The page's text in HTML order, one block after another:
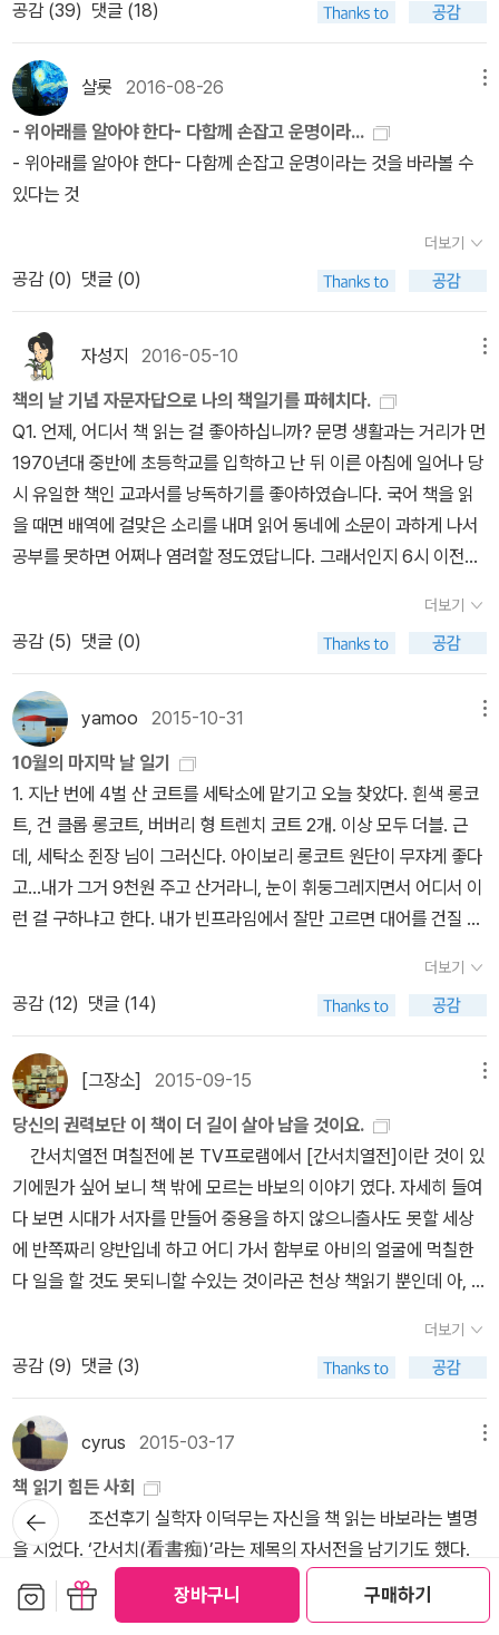
장바구니 구매하기
한 후에 그 유민들이 고려로 들어왔으므로 그들을 통해 발해를 알 수
족하여 ‘9개의 고(考)’-군고, 신고, 지리고, 직관고, 의장고, 물산고,
국서고, 국어고, 속국고-로 구성했다. “세가(世家)와 전(傳)그리고
지(志)라고 안하고 고라고 한 것은 사서로서 체계를 못 이루었고, 또
감히 사(史)라고 자처하지 못하기 때문”(39p)이라고 하며 서문을 마
친다. 이 부분에서 아이들에게 사체(史體)에 대해 설명하고 싶으나
될까 걱정이 되었다. 그 사료의 신뢰도는 그 저서의 가치를 보여주는
것이라고. 『발해고』는 당나라의 정사 『신당서』를 주요 사료로 했다.
발해의 왕들에 대한 기록 「군고(君考)」로 시작한다. 본기(本紀)에
해당한다. 진국공은 대조영의 아버지다. 이름은 걸걸중상이고 속말말
갈인이고 고구려 유민이다. 중국의 요령성 조양으로 옮겨가 살다가,
측천무후 통치 2년에 반란을 일으키고 말갈의 추장인 걸사비우와 요
수를 건너 성을 쌓는다. 측천무후에게 진국공이라는 봉작을 받는다.
걸사비우는 죽고 진국공의 아들 대조영이 고왕이 된다. 이때 국호를
발해라고 한다. 그리고 무왕, 문왕, 폐왕,…, 마지막 왕 인선까지. 당나
라로부터 왕의 칭호를 받는 것으로 기록되어있다. 하지만 신라나 고
려와 달리 연호를 독자적으로 쓰고 있다. 당나라와 발해의 관계와 관
련해서 ‘안사의 난’과 발해가 준 도움을 설명했다. 그러다보니 현종과
양귀비, 안녹산 이야기를 하게 된다. 고구려 유민인 당나라 장군 고선
게 된다. 계속 당에는 조공을 보낸다. 발해의 신하들 중 눈에 띄는 인
물은 대문예, 무왕의 아우다. 나중에 당나라로 달아나 현종의 장군이
되었다. 발해의 지도를 펴놓고 오경(상경, 동경, 중경, 서경, 남경)의
위치를 짚어본다. 국서고(발해의 외교문서)에서는 일본에 보낸 친서
들을 볼 수 있는데, 중국과는 달리 오히려 우위에 있었던 것으로 짐작
하게 한다. 발해가 망하고 그들은 정안국으로 명맥을 이었다. 모임을
마치며, 아이들은 혼자 읽을 때와 달리 함께 모여 설명을 듣고 다시 보
니 이해가 되었다고 말한다. 세세한 내용은 언제까지 기억이 날지 모
적, 그 가치(특별히 오늘날 중국 동북공정에 대한 반론으로서)는 잊지
않길 바란다. “자 이제 『열하일기』 읽어야지?”
렸고, 친구 몽규는 보장된 미래에 연연하지 않고 독립군이 되는 길을
떠났다. 식민지에서 태어난 피지배인이었지만, 한편으로는 혜택을 받
았던 지식인으로서 자신은 어떤 길을 가야할까를 자문하지 않았을까.
자신을 끊임없이 돌아보았을 그는 내게 ‘거울 앞의 시인’으로 보였다.
「참회록」(1942)이란 제목의 시에는 ‘파란 녹이 낀 구리거울’ 앞에 선
다, 답답한 현실이 시야를 가린다. 또 일본 유학 중에 쓴 것으로 보이
는 「쉽게 씌어진 시」. 일본식 육첩방 집에 앉아 있던 비오는 어느 날
을 느꼈을 시인을 상상해본다. (...)땀내와 사랑 내 포근히 품긴보내
주신 학비 봉투를 받아 대학 노-트를 끼고늙은 교수의 강의를 들으
러 간다. (...) 인생은 살기 어렵다는데시가 이렇게 쉽게 씌어지는
것은부끄러운 일이다. (...)(《시인/동주》에 인용된 시 「쉽게 씌어진
시」(1942)에서 재인용함, 229면) 사전에서 ‘부끄러움’과 관련한 단
어를 무심코 찾아보니 여러 연관어가 나온다. 자괴감, 자괴지심, 수치
심, 망신, 모욕, 수줍음, ‘볼 낯이 없다’, ‘떳떳하지 못하다’ 등등. 윤동
주 시인이 간직했던 ‘부끄러움’의 정서를 보다 적확하게 표현할 수 있
수 없을 것이란 생각을 하게 되었다. 내가 학창시절에 그토록 싫어하
고 멀리하던 시/문학을 성인이 되어 찾아 읽게 된 경위가 새삼 궁금해
진다. 물론 무엇보다 책을 읽는 주변 사람들이 나에게 시를 한번 읽어
보라고 권한 것도 한 가지 이유다. 시든 소설이든 문학을 조금씩 접하
면서 점점 ‘시적 상상력’이란 표현을 점점 많이 접하고 있다. 내게 문
학적 상상력, 시적 상상력은 우선 공감을 통해 타인의 삶에 접근하는
수단으로 여겨진다. 문학 고유의 자리라는 것이 있다면, 나는 이것이
문학을 생산하고 소비하는 이들에게 우선적으로 인간에 대한 이해,
앎의 기회를 가져다주는 것이라 생각한다. ‘진리가 너희를 자유롭게
할 것이라’는 성경 속의 표현도 있지 않은가. 어쩌면 이러한 내용들은
고등학교 문학 교과서에 다 나오는 이야기인지도 모르겠다. 문학
은 기본적으로 ‘언어’를 전제하기 때문에, 문학은 분명 ‘역사 시대’의
산물이다. 인간 한 명 한 명은 타인들과 이루는 사회 속에서 상호작용
사람은 그가 남긴 기록을 통해 미래의 인간과 조우한다. 내가 작품을
통해 시간을 거슬러 ‘그’가 될 수 있는 것이다. 바로 상상력을 통해서.
우리가 온전히 윤동주 시인의 심정을 복원할 수는 없어도, 시에 드러
난 그의 심정을 어느 정도는 느낄 수 있다. 다시 말해 소설과 시를 생
산하는 방식은 구체적인 과정에서 많이 다를지 모르지만, 타인의 시
선과 감정을 상당부분 느낄 수 있는 여지가 있다는 것이다. 이 지점이
문학과 다른 분야와의 뚜렷한 차이점일 것이다. 윤동주 시에 나타나
는 ‘부끄러움’의 정서와 시적 상상력을 떠올리다가 문학비평가 황현
편이다. 2009년에 있었던 용산 철거 현장의 참사를 보고 남긴 글 「그
세상의 이름은 무엇일까」였다. 그는 시위자 다섯 명과 경찰 한 사람의
생명이 사라졌는데도, 이 철거를 지시한 사람들이나 이 문제의 해법
을 지닌 이들은 아무런 반응도 없었음에 놀라고 이를 이야기한다. 이
들은 그저 입을 다물고 눈길을 다른 곳으로 돌림으로써 문제의 진원
지로부터 시간적·공간적으로 멀어지기를 기다렸던 모양이다. 황현산
이 이 칼럼에서 재인용한 시인 진은영의 「용산 멜랑콜리아」에 이런 대
목이 나온다. “마치 아무 일도 없었던 것처럼, 죽음도 시신도 슬픔도
전혀 없었던 것처럼 완벽하게 청소되어...” (《밤이 선생이다》, 문학
동네, 2013, 33면, 진은영의 시 「용산 멜랑콜리아」를 재인용함.) 황
선으로 그 은혜를 갚지요.이덕무는 정조 살아실제 세상을 떠나고, 그
가 떠난 5년뒤 그의 아들 이광규에게 그를 위한 시집을 펴내게 합니
다.이광규의 아들은 바로 그 유명한이 규경~ 별명이 오주: 오대양육
대주의 준말인 별명이 말해주듯 만물박사였다고 하죠.그가 남긴 것이
바로 백과사전형식의 오주연문장전산고입니다.그 후, 정조가 돌아가
신 후대부분 고향으로 돌아오지만, 박제가만은 딸의 시아버지와 관련
된 역모로 유배를 당합니다.이덕무가 본 친구들의 모습은 어떠했을까
도 발해와 고구려를 생각했고, 결국 발해고란 책을 쓰게 되지요.박제
이덕무가 한없이 감싸 주던 9살 어린 친구지요.백동수: 그의 처남이
죠. 결혼 전부터 그를 따르고 존경했습니다. 대대로 무인집안이었지
요. 먹고 살길이 막막해 깊은 산으로 가지만, 정조의 명으로 세상 밖으
로 나오지요.그런 그가 왕명으로 친구들과 같이 만든 책이 바로<무예
(통) 담은 책이란 뜻이라고 합니다.(내용을 잠깐 살펴 보면,본국검~
보병이 차는 칼로 검술 신라 화랑 황창의 칼춤에서 유래되었다고 합
다고 합니다. 그래서 신라검이라고 불리기도 한다네요.조선세법 등
을 했다고 하지요.백동수는 김체건이란 유명한 검객의 아들인 김광택
에게 무술을 배웁니다.김광택은 사람을 헤치는 검을 배울 때는, 낫게
하는 의술도 배워야 한다고 가르쳤지요..정말 멋있지 않나요.그래서
그는 의술과 무술에 두루 능통했다고 합니다.그도 정조 사후, 낙향하
지요.어렵지 않고 쉽게 읽히면서도 마치 그 시대를 산 듯,지금 내 옆의
친구이야기인 듯가슴 아프면서같이 속상하면서20살 젊은이들의 신
분이란 감옥을 되돌아 보면서가난과 고통속에서도 정신만은 학같았
던상황이 바뀌어도 변할 줄 모르는 그들의 고루함이정직함과 아름다
가족을 부양했던 그들의 어머니와 아내들에게도 무지 감사하고 싶습
니다. 이덕무를 그들을 책에 세상에 미치게 한 건 그들의 역할이 8할
은 되지 않을까 조심스레 생각해 봅니다.)
남아있다고 했다. 어쩌겠느냐, 너무 걱정하지 마라. 하도 여러 번 들어
서 그런지 내 귀에도 자연스럽게 익은 말이다. 잘못을 저지른 그를 감
싸 주며 다독이던 그날 밤 어머니의 목소리. 일찍 돌아가신 아버지가
물려준 핏줄은 서러웠지만, 사랑이 담긴 어머니의 목소리는 그의 가
슴에 따스한 피를 돌게 했다. 나의 벗 유득공은 그러한 따스함을 세상
하고, 너무나 잘 맞는 서로에 오래도록 취하였다. ... 다른 벗들도 모두
책보기를 즐겨 하였으나, 이서구와 나의 경우는 좀 더 특별하였다. 우
리는 단순히 책을 읽는 것이 아니었다. 글자 하나까지 꼼꼼히 들여다
보며 적절하게 씌여졌는지 파고들었다. 알려지지 않은 귀한 책일수록
손으로 옮겨 쓴 필사본이 많았는데, 그러다 보니 잘못된 부분이 많았
다. 조금이라도 미심쩍은 부분이 나오면 다른 책들을 찾아보거나, 생
각하고 또 생각하여 잘못된 곳을 바로잡았다. 그러고는 서로 맞추어
보았는데, 대부분 서로의 생각이 다르지 않았다.신분의 굴레가 있는
현실 속에서 나와 같은 서자들은 변두리에서 살아갈 수밖에 없다. 그
러나 한 사람의 일생을 놓고 보면 누가 중심이고 누가 변두리라고 할
수 있겠는가. 누구나 자신의 삶에서는 스스로가 중심인 것이다. ... 지
나라의 눈치만 보지 말고, 피어날 길 없는 신세라 하여 주눅들지 말고
당당히 살아가라는 말을 하고 싶으셨던 것이리라. 담헌 선생이 추구
하는 아름다움은 음악과 천문학, 수학뿐 아니라 우리들이 살고 있는
실제 생활에까지 이어졌다. 여러 가지 제약이 많은 사회, 그로 인한 억
울함이 많은 사회, 나라 살림을 잘못해 늘 문자가 부족하고 백성이 어
려움을 겪는 사회는, 선생이 생각하는 조화롭고 아름다운 사회가 아
니었다. 선생은 우리가 살고 있는 사회의 모습을 바꾸려면 여러 가지
를 개혁해야 한다는 주장도 많이 하셨다. 청나라의 황제 건륭제는 '천
하의 모든 책을 수집하라'는 명령을 내렸다. ... 중국뿐 아니라 중국과
한 노력을 거쳐 1782년에 만들어진 <사고전서>는 무려 칠만 권이나
되는 방대한 분량의 책이다. 오랑캐 나라라 하여 우리가 무시하고 외
행이 중국에 갈 때마다 진귀하고 새로운 책을 수집해 오라는 명령을
내리셨다.
는 이들과 차례대로 만나면서 학문적으로도 깊은 영향을 주고받았다.
루가 21세 때 니체를 만났다. 그때 니체의 나이는 마흔을 바라보고 있
었다. 니체는 그녀에게 두 번이나 청혼했다가 거절당한다. 다행인지
불행인지 당시 루의 연인이었던 파울 레와 니체는 셋이 이상한 동거
를 하게 된다. 루는 지성을 나누는 관계와 육체를 나누는 관계를 확실
히 구분 지었다. 기묘한 삼각 동거는 루의 결혼으로 끝난다. 루는 언어
학자 안드레아스와 결혼한다. 레는 실연의 아픔을 못 이겨 투신자살
로 생을 마감한다. 니체도 이후 약 10년간 정신착란 상태로 삶을 마감
한다. 1885년, 루는 자신의 첫 소설 <Im Kampf um G
‘신을 얻기 위한 투쟁’으로 읽어야 하지만, 국내에서는 ‘선택된 자들의
소망’, ‘우리는 어디에서 어디로 가는가’로 소개되었다. 신앙(종교)과
이성 사이에서 갈등하는 주인공이 성장하면서 깨닫는 과정을 그린 이
야기다. 루가 레와 니체를 만나고 있었을 때 이 소설을
쓰기 시작했는데, 니체의 인상이 느껴지는 문구가 많이 보인다. 그래
서 니체가 루의 소설에 영향을 받아 《차라투스트라는 이렇게 말했다》
를 썼다고 주장하는 연구가도 있다. 니체는 진리, 선, 신들이 이 세계
를 부정하기 위해 고안해낸 창작물에 불과하다고 말한다. 그는 차라
유 의지를 추구했다. 루의 소설에 나오는 주인공 역시 기독교의 신을
부정하고 스스로 치열하게 투쟁하는 영혼이다. 루는 소설 중간에 삽
입된 시 『고뇌에 부친다』에서 자기극복의 고통과 기쁨을 통해 자유정
신과 육체의 통일을 이루는 인간을 바람직한 미래의 인간상으로 제시
한다. 너는 정신의 힘을 시험하기 위해 찾아오는 것이다.너와의 투쟁
으로 가장 위대한 사람들은 더 위대해진다.그것은 목표를 향한 외줄
기 길의 투쟁인 것이다.그런 것이기에 우리에게 운명과 기쁨으로서오
직 하나뿐인 그 고뇌, 참된 위대함이 주어진다면 그때면 우리들은 정
면으로 그것과 투쟁할 뿐.그렇다, 생사를 걸고 그것과 투쟁할 따름이
다. (『고뇌에 부친다』 중에서, 《우리는 어디에서 어디로 가는가》 114
~115쪽) 《선택된 자들의 소망》은 <Im Kampf um Gott>와
신부여》에서 참고한 것으로 보인다. 산호출판사에서 나온 《선택된 자
들의 소망》의 초판 출간 연도는 1993년이며, 2000년에 투영출판사
에서 재출간되었다. 두 권 다 비슷한 번역본이다. 2년 전 헌책방에서
《선택된 자들의 소망》을 샀고, 최근에 알라딘 중고매장에서 《우리는
어디에서 어디로 가는가》를 샀는데, 《선택된 자들의 소망》에 <Im K
ampf um Gott>가 수록된 줄 몰랐다. 《선택된 자들의 소망》을 조금
이라도 읽었다면 사지 않아도 될 책을 사지 않았다. 책만
보는 사람은 바보 소리 들으면 할 말이 없다. 15세기 독일의 법학자
제바스티안 브란트는 제대로 읽지도 않을 거면서 책을 사기만 하는
사람들을 ‘바보 배’ 첫 번째 탑승자로 선정했다. 제바스티안 브란트
의 <Das Narrenschiff>(바보들의 배)는 중세 말기의 무질서와 혼
란을 풍자한 책이다. 구텐베르크의 금속활자 고안에 힘입어 저자가
들의 유형이 무려 100가지 넘는다. 그 중 첫 번째 등장하는 바보가 책
만 읽는 바보다. 책은 항상 나의 믿음직한 핑계요,책 속에 파묻히
면 근심걱정은 끝일세.가갸거겨도 모르는 처지지만딴에 책을 무척 숭
상한다네.파리가 얼씬대면 얼른 쫓아내지.사람들이 학문을 논할 때
면,“나도 집에 책 많다!”고 자랑하네.책 속에 파묻혀서 산다니,생각만
해도 마음이 흡족한걸. (《바보 배》 22~23쪽) 바보들 모두 같은 복
장을 하고 있다. 당나귀처럼 뾰족한 귀 양쪽 끝에 방울이 달린 광대의
공감 (39) 댓글 (18)
샬롯 2016-08-26
- 위아래를 알아야 한다- 다함께 손잡고 운명이라...
- 위아래를 알아야 한다- 다함께 손잡고 운명이라는 것을 바라볼 수
있다는 것
더보기
공감 (0) 댓글 (0)
자성지 2016-05-10
책의 날 기념 자문자답으로 나의 책일기를 파헤치다.
Q1. 언제, 어디서 책 읽는 걸 좋아하십니까? 문명 생활과는 거리가 먼
1970년대 중반에 초등학교를 입학하고 난 뒤 이른 아침에 일어나 당
시 유일한 책인 교과서를 낭독하기를 좋아하였습니다. 국어 책을 읽
을 때면 배역에 걸맞은 소리를 내며 읽어 동네에 소문이 과하게 나서
공부를 못하면 어쩌나 염려할 정도였답니다. 그래서인지 6시 이전에
일정을 열어갑니다. 고미숙 님의 <<낭송의 달인 호모 큐라스>>를 읽
은 뒤부터는 낭송하는 책읽기를 지속하려고 실천하는 편입니다. 자가
운전자가 아니라 대중교통을 이용하여 목적지로 향하는데 300페이
지 이내의 책을 휴대합니다. 달리는 버스 안에서 책을 읽어도 멀미를
하지 않는 강한 체력이라 어디에서든 책을 읽습니다. Q2. 독서 습관
이 궁금합니다. 종이책을 읽으시나요? 전자책을 읽으시나요? 읽으면
서 메모를 하거나 책을 접거나 하시나요? ‘너의 길을 걸어라, 누가 뭐
라 하든지.’ 유명세를 타는 이들이나 평범한 삶을 사는 이들 모두 유한
한 삶을 사는 만큼 자신의 생을 주체적으로 꾸려 의미를 찾을 필요가
있습니다. 종이 책에 익숙해져서인지 전자책과는 담을 쌓고 지내는
편입니다. 노안으로 피로가 가중되는 편이라 화면을 오랫동안 보기가
힘들어 종이 책을 찾습니다. 책들 대부분 증정 받아 읽는 편이라 연필
로 밑줄을 긋고 핵심을 파악하며 읽기를 즐겨하고 책장에 자리하고
책들을 한곳에 자기 나름대로 분류한 서재를 갖춘 독립된 공간에서
타인의 훼방 없이 그곳에 박혀 책을 읽고 사유하며 표현하는 일에 몰
두하고 싶은 바람은 자꾸만 커져 갑니다. Q3. 지금 침대 머리맡에는
어떤 책이 놓여 있나요? 서평 도서로 읽어야 할 순서대로 두는 편이
고 읽은 책 중 필요한 부분을 머릿속에 저장하고 싶은 책들이 세 권 자
리합니다. 오한진 박사의 <<내 몸을 살리는 호르몬>>, 김정경 님의
<<아저씨 욕망하다>>, 전에 읽었지만 생각날 때마다 선현들의 독서
법을 통해 진짜 공부를 일깨우고 싶은 정민 교수의 <<오직, 독서뿐>
모든 책을 다 갖고 계시는 편인가요, 간소하게 줄이려고 애쓰는 편인
가요? 2층을 나만의 서재로 꾸미고 그 안에서 책들을 읽는 자신을 상
상하는 꿈을 꾸었습니다. 어느 순간 읽은 책들을 쌓아두는 것도 욕심
이라는 생각이 들어 읽은 책들 중 10대의 청소년들과 공유하며 읽으
면 좋을 책들은 나누어 여럿이 함께 읽어가는 가운데 독서의 의미를
발견할 수 있기를 바라며 한 해에 두 번은 책 나눔을 합니다. 읽은 책
을 모두 내놓지는 못하고 오랫동안 곁에 두고 싶은 책은 소장하는데
도서관 서고처럼 장서를 배열하기는 힘들고 통시적 관점에서 출간 순
서대로 책을 정리하는 편입니다. Q5. 어렸을 때 가장 좋아했던 책은
무엇입니까? 책이 귀하던 시절 초등학교-그 당시는 국민학교- 다닐
더보기
공감 (5) 댓글 (0)
yamoo 2015-10-31
10월의 마지막 날 일기
1. 지난 번에 4벌 산 코트를 세탁소에 맡기고 오늘 찾았다. 흰색 롱코
트, 건 클롭 롱코트, 버버리 형 트렌치 코트 2개. 이상 모두 더블. 근
데, 세탁소 쥔장 님이 그러신다. 아이보리 롱코트 원단이 무쟈게 좋다
고...내가 그거 9천원 주고 산거라니, 눈이 휘둥그레지면서 어디서 이
런 걸 구하냐고 한다. 내가 빈프라임에서 잘만 고르면 대어를 건질 수
0센티나 되고 캐시미어 함유량이 40%에 이른다. 가볍고 정말 따뜻
한...끝내주는 코트다. 이 코트는 반드시 자랑 샷을 올릴 예정이다. 2.
어제 밤에도 2시에 잤다. 심야시간대에 케이블에서 역사교과서 토론
을 봤는데, 빡져서 잠이 오지 않았다. 내가 생각하기에, 박근혜는 집권
시기 동안 역사교과서를 반드시 개정할 듯하다. 언젠가 박근혜가 한
나라당 대표였을 때 인터뷰한 내용이 나오는데, 거기서 자신은 아버
지가 한 일들을 도저히 독재라고 평가할 수 없다고 말한다. 딸로서 '독
재'는 가당치 않다고...그러니 교과서를 국정화시켜 개정하려고 무리
수를 쓰는 듯하다. 정치는 역사가 평가하는 것이지, 역사위에 군림하
려고 하면 어떤 결과가 일어났는지, 박근혜 대통령과 정부 인사들은
역사 공부를 하지 않은 모양이다. 3. 저번 주 일요일, 아버지께서 간
만에 내게 겨울 코트를 사 주셨다. 가산 아울렛에 점심 식사를 하러 갔
는데, 마침 행사를 하고 있었다. 두툼한 더블 하프코트가 4만원 밖에
음에 드는 코트는 더블 코트 하나 뿐이라 4만원 줬다. 이걸 어제 입고
나갔는데, 밤에 올 때 추워서 죽는 줄 알았다. 코트가 아니었으면 그냥
감기걸렸을지도... 4. 오늘 점심 먹고 서서울 공원에 산책 갔다. 근데,
거기서 양천 북페스티발이라는 걸 했다. 책바꿔가기 행사와 북리펀드
그리고 도서바자회가 진행중이었다. 다른 여타 행사들은 무지 많았는
데, 전혀 관심이 없었고, 책바꿔가기와 도서바자회가 관심을 끌었다.
도서바자회를 둘러보니 책이 50권도 안된다. 그나마 살 책이 있어 다
더보기
공감 (12) 댓글 (14)
[그장소] 2015-09-15
당신의 권력보단 이 책이 더 길이 살아 남을 것이요.
간서치열전 며칠전에 본 TV프로램에서 [간서치열전]이란 것이 있
기에뭔가 싶어 보니 책 밖에 모르는 바보의 이야기 였다. 자세히 들여
다 보면 시대가 서자를 만들어 중용을 하지 않으니출사도 못할 세상
에 반쪽짜리 양반입네 하고 어디 가서 함부로 아비의 얼굴에 먹칠한
다 일을 할 것도 못되니할 수있는 것이라곤 천상 책읽기 뿐인데 아, 어
르시는 것도 아니시면서..필사하게 10전만 주십시오.. 뭐?! 없다!! 네,,
오늘 이 책들을 그냥.. 전부..없애버릴란다..아,어머니,저 죽어요! 실랑
이 하는 사이 여봐라~ 게 누구 없느냐?하더니, 여기가 간서치 누구
누구네 집 이냐? 하는 것?그렇소만...왜 그러시오? 의금부라니... 장
선비 당신을 어젯밤 서가의 살인사건 용의자로압송하라는 분부다.어
머니 별거 아닙니다. 저는 집에서 필사하고 있었잖습니까?곧 다녀오
겠습니다. 어머니는 황망하니 서있다 . 옥졸들과 관아로 들어선 장선
비..사건의 이야기를 듣자, 거 듣다보니 단번에 쳐죽인 모양인데 성질
이 포악하고 칼에 능숙한 자요.자세히 보면 알겠지만 자상을 봐보시
오..한번에 이런 식으로 나지 않았소?!나 같은 힘없이 필사나 하는 팔
더보기
공감 (9) 댓글 (3)
cyrus 2015-03-17
책 읽기 힘든 사회
조선후기 실학자 이덕무는 자신을 책 읽는 바보라는 별명
을 지었다. ‘간서치(看書痴)’라는 제목의 자서전을 남기기도 했다.
그는 책 보는 일을 즐거워했다. 가난한 서얼 출신인 그는 남의 책을 베
껴주는 품을 팔면서 책을 읽었다. 이뿐만 아니다. 풍열로 눈병이 걸려
뒤로가
기